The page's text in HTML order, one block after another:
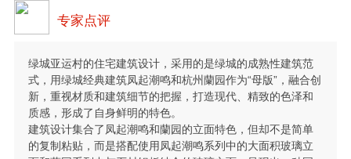
专家点评
绿城亚运村的住宅建筑设计，采用的是绿城的成熟性建筑范
式，用绿城经典建筑凤起潮鸣和杭州蘭园作为“母版”，融合创
新，重视材质和建筑细节的把握，打造现代、精致的色泽和
质感，形成了自身鲜明的特色。
建筑设计集合了凤起潮鸣和蘭园的立面特色，但却不是简单
的复制粘贴，而是搭配使用凤起潮鸣系列中的大面积玻璃立